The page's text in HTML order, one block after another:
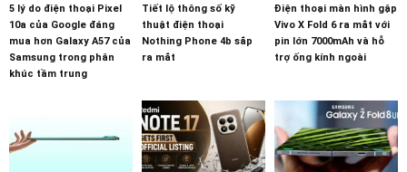
5 lý do điện thoại Pixel
10a của Google đáng
mua hơn Galaxy A57 của
Samsung trong phân
khúc tầm trung
Tiết lộ thông số kỹ
thuật điện thoại
Nothing Phone 4b sắp
ra mắt
Điện thoại màn hình gập
Vivo X Fold 6 ra mắt với
pin lớn 7000mAh và hỗ
trợ ống kính ngoài